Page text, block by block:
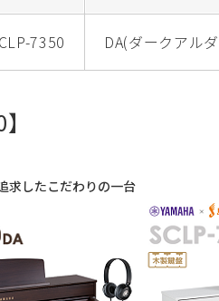
7350 DA(ダークアル
求したこだわりの一台